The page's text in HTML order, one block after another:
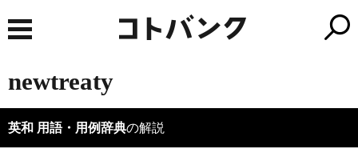
newtreaty
英和 用語・用例辞典の解説